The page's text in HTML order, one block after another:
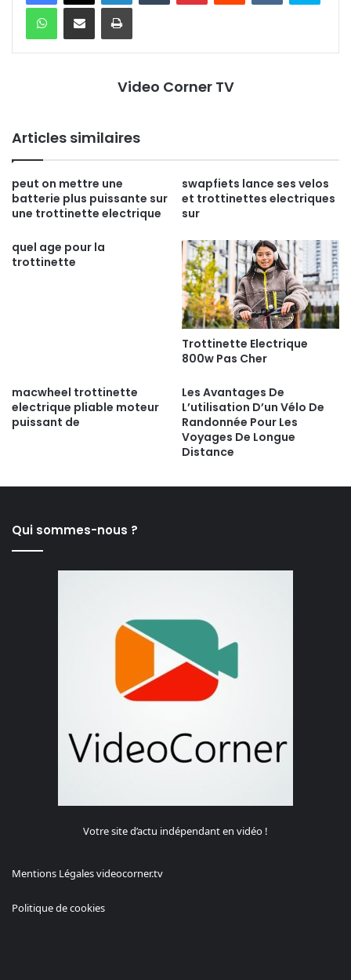
WhatsAppPartager par email Imprimer
Video Corner TV
Articles similaires
peut on mettre une
batterie plus puissante sur
une trottinette electrique
swapfiets lance ses velos
et trottinettes electriques
sur
quel age pour la
trottinette
Trottinette Electrique
800w Pas Cher
macwheel trottinette
electrique pliable moteur
puissant de
Les Avantages De
L’utilisation D’un Vélo De
Randonnée Pour Les
Voyages De Longue
Distance
Qui sommes-nous ?
Votre site d’actu indépendant en vidéo !
Mentions Légales videocorner.tv
Politique de cookies